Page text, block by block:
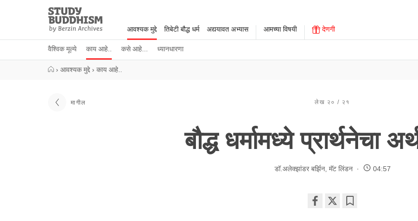
Study
Buddhism
Home
आवश्यक मुद्दे
वैश्विक मूल्ये काय आहे.. कसे आहे... ध्यानधारणा
तिबेटी बौद्ध धर्म अद्ययावत अभ्यास आमच्या विषयी देणगी
› आवश्यक मुद्दे › काय आहे..
मागील लेख २० / २१
बौद्ध धर्मामध्ये प्रार्थनेचा
डॉ.अलेक्झांडर बर्झिन, मॅट लिंडन 04:57